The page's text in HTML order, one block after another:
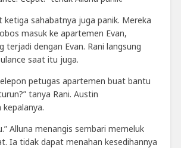
ketiga sahabatnya juga panik. Mereka
masuk ke apartemen Evan,
terjadi dengan Evan. Rani langsung
saat itu juga.
petugas apartemen buat bantu
tanya Rani. Austin
Alluna menangis sembari memeluk
Ia tidak dapat menahan kesedihannya